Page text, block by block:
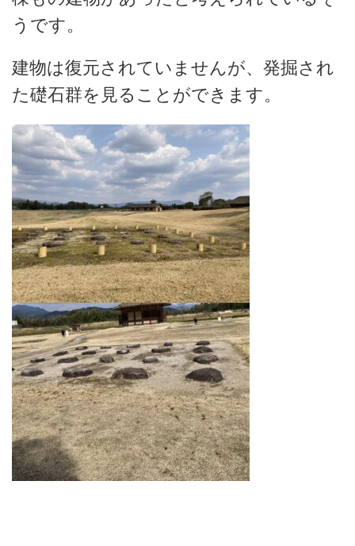
うです。
建物は復元されていませんが、発掘され
た礎石群を見ることができます。